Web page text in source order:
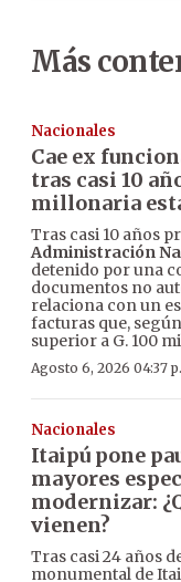
Más
Nacionales
Cae ex
tras casi 10
millonaria
Tras casi 10 años
Administración
detenido por una
documentos no
relaciona con un
facturas que,
superior a G. 100
Agosto 6, 2026 04:37
Nacionales
Itaipú pone
mayores
modernizar:
vienen?
Tras casi 24 años
monumental de